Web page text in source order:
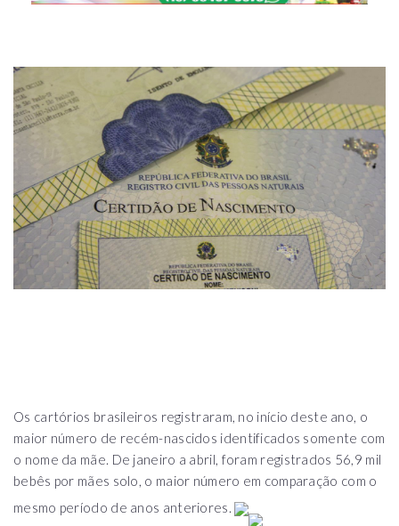
Os cartórios brasileiros registraram, no início deste ano, o
maior número de recém-nascidos identificados somente com
o nome da mãe. De janeiro a abril, foram registrados 56,9 mil
bebês por mães solo, o maior número em comparação com o
mesmo período de anos anteriores.